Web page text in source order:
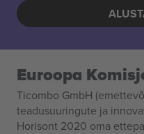
Euroopa
Ticombo GmbH
teadusuuringute ja
Horisont 2020 oma